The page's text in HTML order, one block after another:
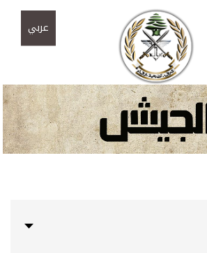
عربي